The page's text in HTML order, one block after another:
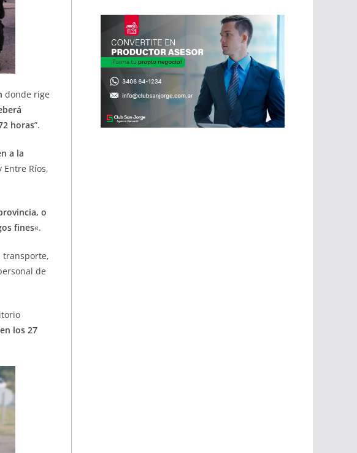
donde rige
horas”.
a la
Ríos,
o
fines«.
transporte,
de
los 27